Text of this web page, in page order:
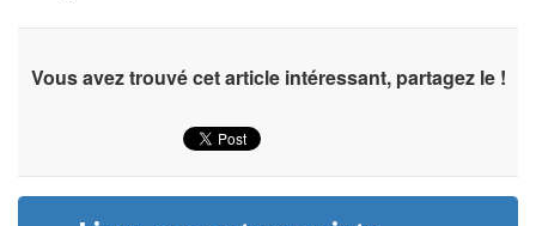
Vous avez trouvé cet article intéressant, partagez le !